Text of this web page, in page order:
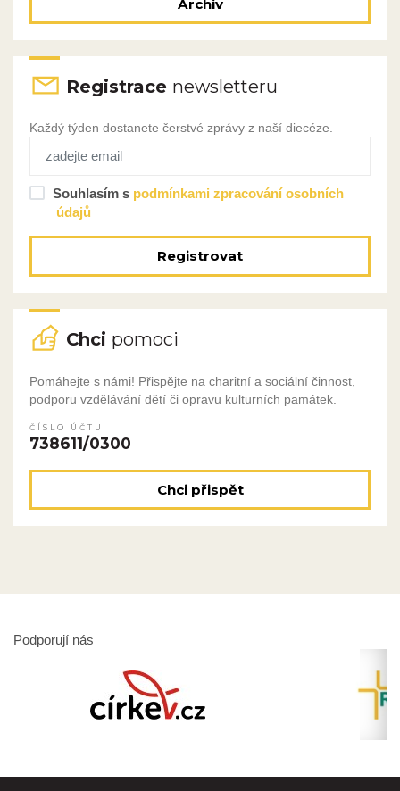
Archiv
Registrace newsletteru
Každý týden dostanete čerstvé zprávy z naší diecéze.
Souhlasím s podmínkami zpracování osobních
údajů
Registrovat
Chci pomoci
Pomáhejte s námi! Přispějte na charitní a sociální činnost,
podporu vzdělávání dětí či opravu kulturních památek.
ČÍSLO ÚČTU
738611/0300
Chci přispět
Podporují nás